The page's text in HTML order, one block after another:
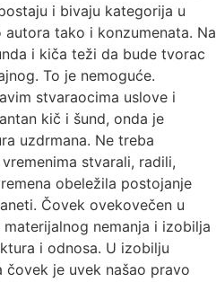
i bivaju kategorija u
tako i konzumenata. Na
i kiča teži da bude tvorac
To je nemoguće.
stvaraocima uslove i
kič i šund, onda je
uzdrmana. Ne treba
stvarali, radili,
obeležila postojanje
Čovek ovekovečen u
nemanja i izobilja
i odnosa. U izobilju
je uvek našao pravo